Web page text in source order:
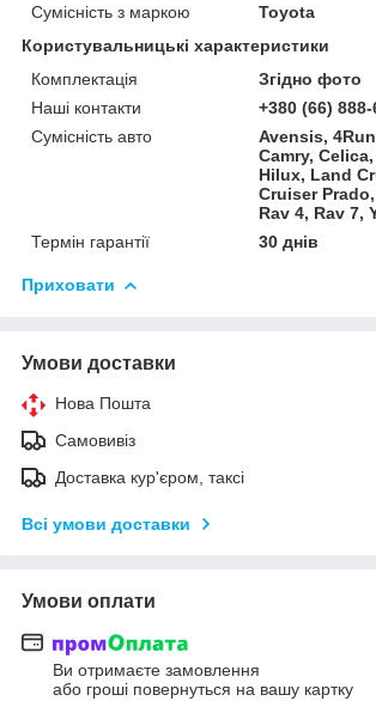
Сумісність з маркою
Toyota
Користувальницькі характеристики
Комплектація
Згідно фото
Наші контакти
+380 (66)
Сумісність авто
Avensis,
Camry,
Hilux, Land
Cruiser
Rav 4, Rav 7,
Термін гарантії
30 днів
Приховати
Умови доставки
Нова Пошта
Самовивіз
Доставка кур'єром, таксі
Всі умови доставки
Умови оплати
Ви отримаєте замовлення
або гроші повернуться на вашу картку